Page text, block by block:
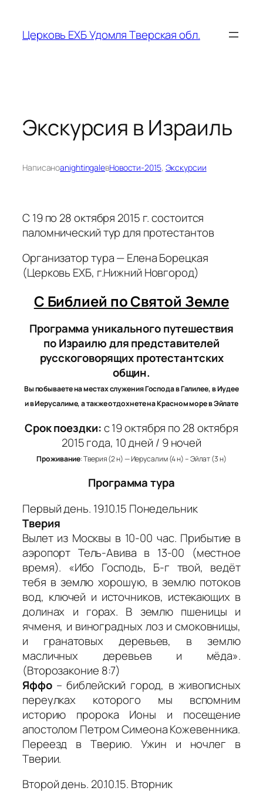
содержимому
Церковь ЕХБ Удомля Тверская обл.
Экскурсия в Израиль
НаписаноanightingaleвНовости-2015, Экскурсии
С 19 по 28 октября 2015 г. состоится
паломнический тур для протестантов
Организатор тура — Елена Борецкая
(Церковь ЕХБ, г.Нижний Новгород)
С Библией по Святой Земле
Программа уникального путешествия
по Израилю для представителей
русскоговорящих протестантских
общин.
Вы побываете на местах служения Господа в Галилее, в Иудее
и в Иерусалиме, а также отдохнете на Красном море в Эйлате
Срок поездки:с 19 октября по 28 октября
2015 года, 10 дней / 9 ночей
Проживание: Тверия (2 н) — Иерусалим (4 н) – Эйлат (3 н)
Программа тура
Первый день. 19.10.15 Понедельник
Тверия
Вылет из Москвы в 10-00 час. Прибытие в
аэропорт Тель-Авива в 13-00 (местное
время). «Ибо Господь, Б-г твой, ведёт
тебя в землю хорошую, в землю потоков
вод, ключей и источников, истекающих в
долинах и горах. В землю пшеницы и
ячменя, и виноградных лоз и смоковницы,
и гранатовых деревьев, в землю
масличных деревьев и мёда».
(Второзаконие 8:7)
Яффо – библейский город, в живописных
переулках которого мы вспомним
историю пророка Ионы и посещение
апостолом Петром Симеона Кожевенника.
Переезд в Тверию. Ужин и ночлег в
Тверии.
Второй день. 20.10.15. Вторник